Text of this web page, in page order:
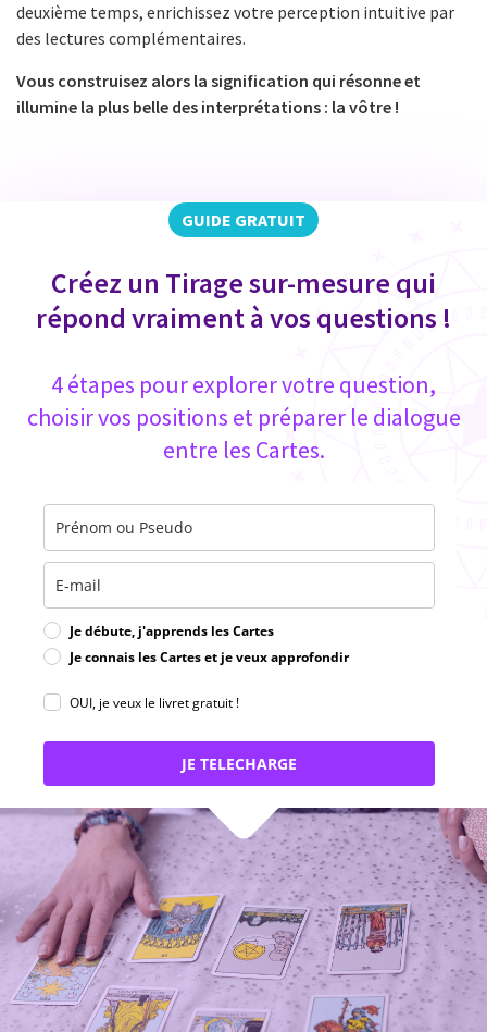
deuxième temps, enrichissez votre perception intuitive par
des lectures complémentaires.
Vous construisez alors la signification qui résonne et
illumine la plus belle des interprétations : la vôtre !
GUIDE GRATUIT
Créez un Tirage sur-mesure qui
répond vraiment à vos questions !
4 étapes pour explorer votre question,
choisir vos positions et préparer le dialogue
entre les Cartes.
Je débute, j'apprends les Cartes
Je connais les Cartes et je veux approfondir
OUI, je veux le livret gratuit !
JE TELECHARGE